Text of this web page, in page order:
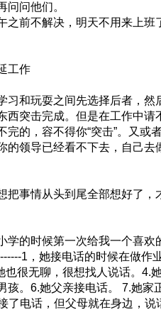
问问他们。
之前不解决，明天不用来上班
工作
习和玩耍之间先选择后者，然
西突击完成。但是在工作中请
完的，容不得你“突击”。又或
的领导已经看不下去，自己去
把事情从头到尾全部想好了，
学的时候第一次给我一个喜欢
1，她接电话的时候在做作
也很无聊，很想找人说话。4.
孩。6.她父亲接电话。 7.她家
了电话，但父母就在身边，